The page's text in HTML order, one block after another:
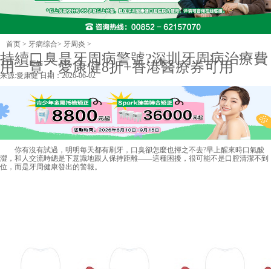
首页 > 牙病综合> 牙周炎 >
持續口臭是牙周病警號?深圳牙周病治療費
用一覽，愛康健8折+香港醫療券可用
来源:愛康健日期：2026-06-02
你有沒有試過，明明每天都有刷牙，口臭卻怎麼也揮之不去?早上醒來時口氣酸
澀，和人交流時總是下意識地跟人保持距離——這種困擾，很可能不是口腔清潔不到
位，而是牙周健康發出的警報。